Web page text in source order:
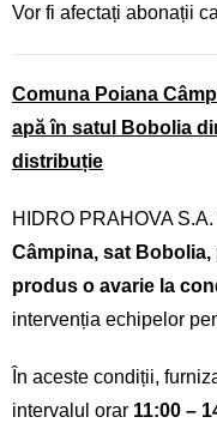
Vor fi afectați abonații
Comuna Poiana
apă în satul Bobolia
distribuție
HIDRO PRAHOVA
Câmpina, sat
produs o avarie la
intervenția echipelor
În aceste condiții,
intervalul orar 11:00 –